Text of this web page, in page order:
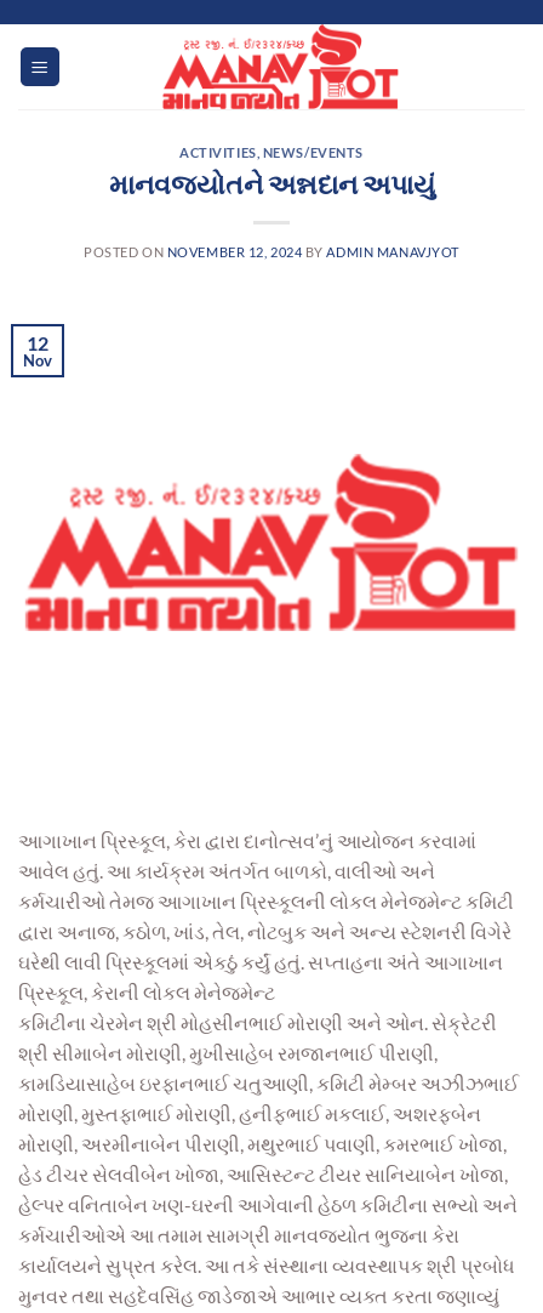
content
ACTIVITIES NEWS/EVENTS
માનવજ્યોતને અન્નદાન અપાયું
POSTED ON NOVEMBER 12, 2024 BY ADMIN MANAVJYOT
12
Nov
આગાખાન પ્રિસ્કૂલ, કેરા દ્વારા દાનોત્સવ’નું આયોજન કરવામાં
આવેલ હતું. આ કાર્યક્રમ અંતર્ગત બાળકો, વાલીઓ અને
કર્મચારીઓ તેમજ આગાખાન પ્રિસ્કૂલની લોકલ મેનેજમેન્ટ કમિટી
દ્વારા અનાજ, કઠોળ, ખાંડ, તેલ, નોટબુક અને અન્ય સ્ટેશનરી વિગેરે
ઘરેથી લાવી પ્રિસ્કૂલમાં એકઠું કર્યું હતું. સપ્તાહના અંતે આગાખાન
પ્રિસ્કૂલ, કેરાની લોકલ મેનેજમેન્ટ
કમિટીના ચેરમેન શ્રી મોહસીનભાઈ મોરાણી અને ઓન. સેક્રેટરી
શ્રી સીમાબેન મોરાણી, મુખીસાહેબ રમજાનભાઈ પીરાણી,
કામડિયાસાહેબ ઇરફાનભાઈ ચતુઆણી, કમિટી મેમ્બર અઝીઝભાઈ
મોરાણી, મુસ્તફાભાઈ મોરાણી, હનીફભાઈ મકલાઈ, અશરફબેન
મોરાણી, અરમીનાબેન પીરાણી, મથુરભાઈ પવાણી, કમરભાઈ ખોજા,
હેડ ટીચર સેલવીબેન ખોજા, આસિસ્ટન્ટ ટીયર સાનિયાબેન ખોજા,
હેલ્પર વનિતાબેન ખણ-ઘરની આગેવાની હેઠળ કમિટીના સભ્યો અને
કર્મચારીઓએ આ તમામ સામગ્રી માનવજ્યોત ભુજના કેરા
કાર્યાલયને સુપ્રત કરેલ. આ તકે સંસ્થાના વ્યવસ્થાપક શ્રી પ્રબોધ
મુનવર તથા સહદેવસિંહ જાડેજાએ આભાર વ્યક્ત કરતા જણાવ્યું